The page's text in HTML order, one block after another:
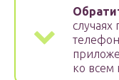
случаях
ко